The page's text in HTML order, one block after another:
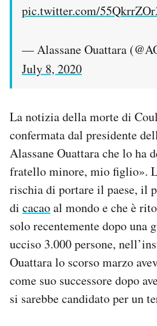
pic.twitter.com/
— Alassane Ouattara
July 8, 2020
La notizia della morte di
confermata dal presidente
Alassane Ouattara che lo ha
fratello minore, mio ​​figlio».
rischia di portare il paese, il
di cacaoal mondo e che è
solo recentemente dopo una
ucciso 3.000 persone,
Ouattara lo scorso marzo
come suo successore dopo
si sarebbe candidato per un